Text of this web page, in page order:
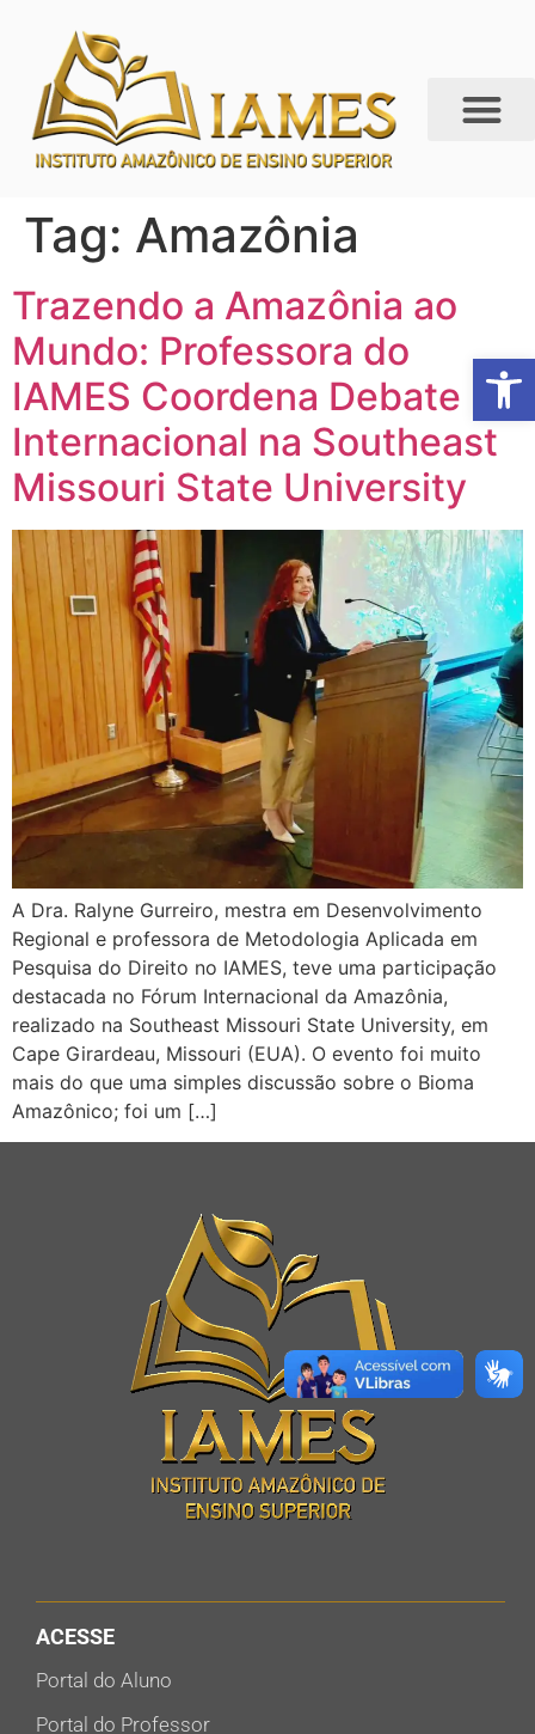
Abrir
Tag: Amazônia
Trazendo a Amazônia ao
Mundo: Professora do
IAMES Coordena Debate
Internacional na Southeast
Missouri State University
A Dra. Ralyne Gurreiro, mestra em Desenvolvimento
Regional e professora de Metodologia Aplicada em
Pesquisa do Direito no IAMES, teve uma participação
destacada no Fórum Internacional da Amazônia,
realizado na Southeast Missouri State University, em
Cape Girardeau, Missouri (EUA). O evento foi muito
mais do que uma simples discussão sobre o Bioma
Amazônico; foi um […]
ACESSE
Portal do Aluno
Portal do Professor